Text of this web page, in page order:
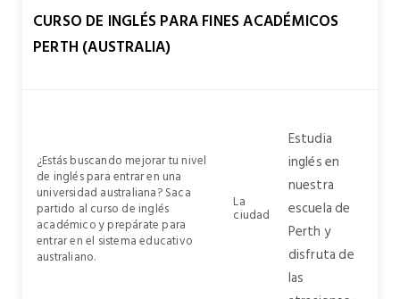
CURSO DE INGLÉS PARA FINES ACADÉMICOS
PERTH (AUSTRALIA)
¿Estás buscando mejorar tu nivel
de inglés para entrar en una
universidad australiana? Saca
partido al curso de inglés
académico y prepárate para
entrar en el sistema educativo
australiano.
La
ciudad
Estudia
inglés en
nuestra
escuela de
Perth y
disfruta de
las